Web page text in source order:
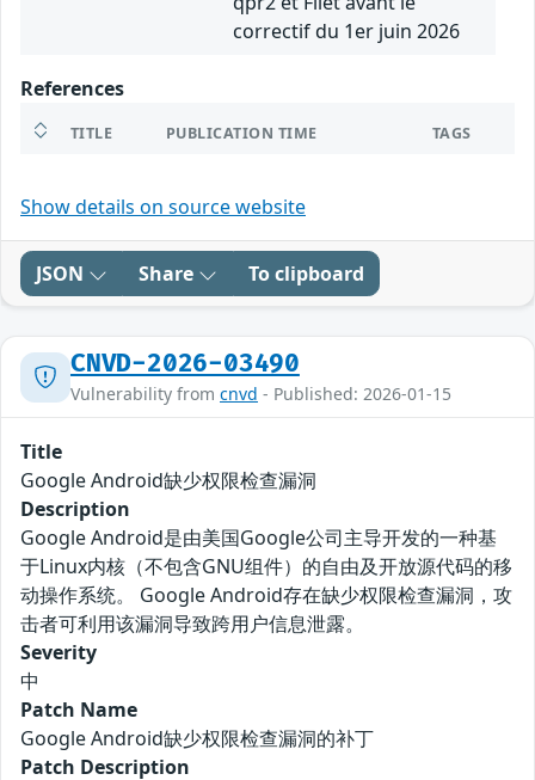
correctif du 1er juin 2026
References
TITLE PUBLICATION TIME TAGS
Show details on source website
JSON Share To clipboard
CNVD-2026-03490
Vulnerability from cnvd - Published: 2026-01-15
Title
Google Android缺少权限检查漏洞
Description
Google Android是由美国Google公司主导开发的一种基
于Linux内核（不包含GNU组件）的自由及开放源代码的移
动操作系统。 Google Android存在缺少权限检查漏洞，攻
击者可利用该漏洞导致跨用户信息泄露。
Severity
中
Patch Name
Google Android缺少权限检查漏洞的补丁
Patch Description